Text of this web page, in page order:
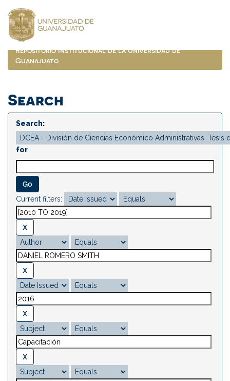
navigation
Repositorio Institucional de la Universidad de
Guanajuato
Search
Search:
for
Current filters: